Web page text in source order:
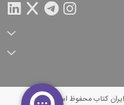
کتاب محفوظ است.